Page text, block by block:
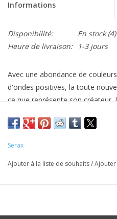
Informations
Disponibilité: En stock(4)
Heure de livraison:
1-3 jours
Avec une abondance de
d'ondes positives, la toute
ce que représente son créateur,
Ivo Bisignano. Les différentes
Cette assiette bleu azur avec
Serax
Ajouter à la liste de souhaits/